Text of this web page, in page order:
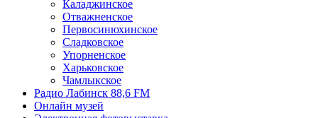
Каладжинское
Отважненское
Первосинюхинское
Сладковское
Упорненское
Харьковское
Чамлыкское
Радио Лабинск 88,6 FM
Онлайн музей